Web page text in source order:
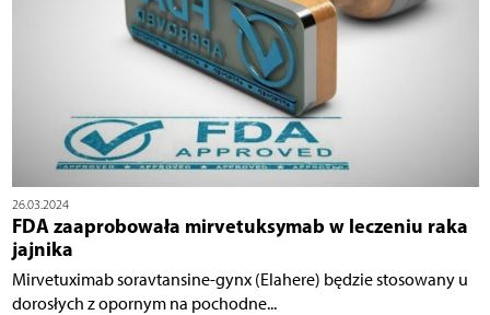
26.03.2024
FDA zaaprobowała mirvetuksymab w leczeniu raka
jajnika
Mirvetuximab soravtansine-gynx (Elahere) będzie stosowany u
dorosłych z opornym na pochodne...